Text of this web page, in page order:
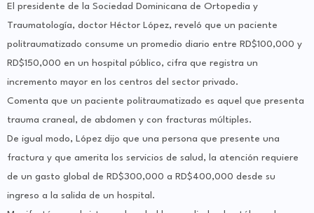
El presidente de la Sociedad Dominicana de Ortopedia y
Traumatología, doctor Héctor López, reveló que un paciente
politraumatizado consume un promedio diario entre RD$100,000 y
RD$150,000 en un hospital público, cifra que registra un
incremento mayor en los centros del sector privado.
Comenta que un paciente politraumatizado es aquel que presenta
trauma craneal, de abdomen y con fracturas múltiples.
De igual modo, López dijo que una persona que presente una
fractura y que amerita los servicios de salud, la atención requiere
de un gasto global de RD$300,000 a RD$400,000 desde su
ingreso a la salida de un hospital.